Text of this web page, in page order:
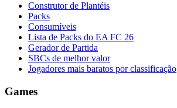
Construtor de Plantéis
Packs
Consumíveis
Lista de Packs do EA FC 26
Gerador de Partida
SBCs de melhor valor
Jogadores mais baratos por classificação
Games